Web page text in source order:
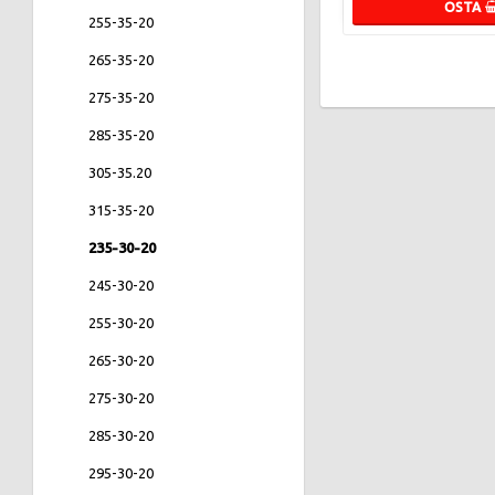
255-35-20
265-35-20
275-35-20
285-35-20
305-35.20
315-35-20
235-30-20
245-30-20
255-30-20
265-30-20
275-30-20
285-30-20
295-30-20
OSTA